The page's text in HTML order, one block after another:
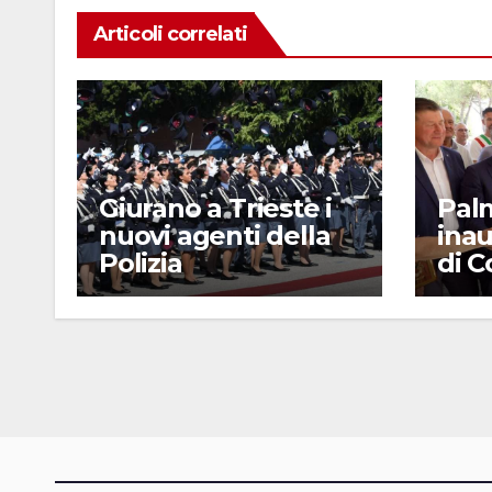
Articoli correlati
Giurano a Trieste i
nuovi agenti della
Polizia
di